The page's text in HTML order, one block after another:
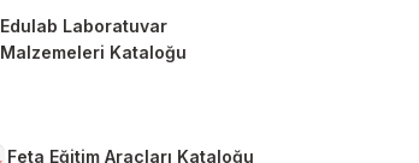
Edulab Laboratuvar
Malzemeleri Kataloğu
Feta Eğitim Araçları Kataloğu